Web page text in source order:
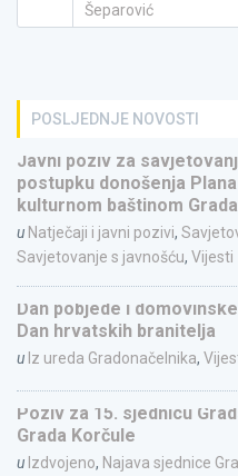
Šeparović
POSLJEDNJE NOVOSTI
Javni poziv za
postupku donošenja
kulturnom baštinom
u Natječaji i javni pozivi,
Savjetovanje s javnošću, Vijesti
Dan pobjede i
Dan hrvatskih branitelja
u Iz ureda Gradonačelnika,
Poziv za 15. sjednicu
Grada Korčule
u Izdvojeno, Najava sjednice